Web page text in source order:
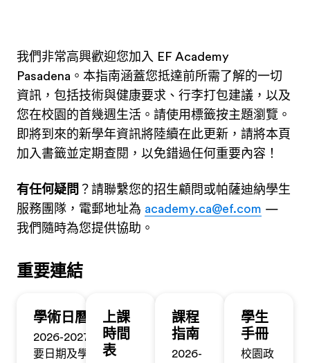
我們非常高興歡迎您加入 EF Academy
Pasadena。本指南涵蓋您抵達前所需了解的一切
資訊，包括技術與健康要求、行李打包建議，以及
您在校園的首幾週生活。請使用標籤按主題瀏覽。
即將到來的新學年資訊將陸續在此更新，請將本頁
加入書籤並定期查閱，以免錯過任何重要內容！
有任何疑問 ？請聯繫您的招生顧問或帕薩迪納學生
服務團隊，電郵地址為 academy.ca@ef.com —
我們隨時為您提供協助。
重要連結
學術日曆
2026-2027 重
要日期及學期時
上課
時間
表
課程
指南
2026-
學生
手冊
校園政